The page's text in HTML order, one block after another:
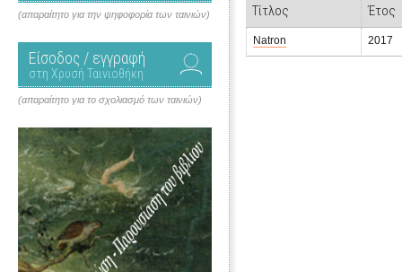
(απαραίτητο για την ψηφοφορία των ταινιών)
Είσοδος / εγγραφή
στη Χρυσή Ταινιοθήκη
(απαραίτητο για το σχολιασμό των ταινιών)
Τίτλος Έτος
Natron 2017